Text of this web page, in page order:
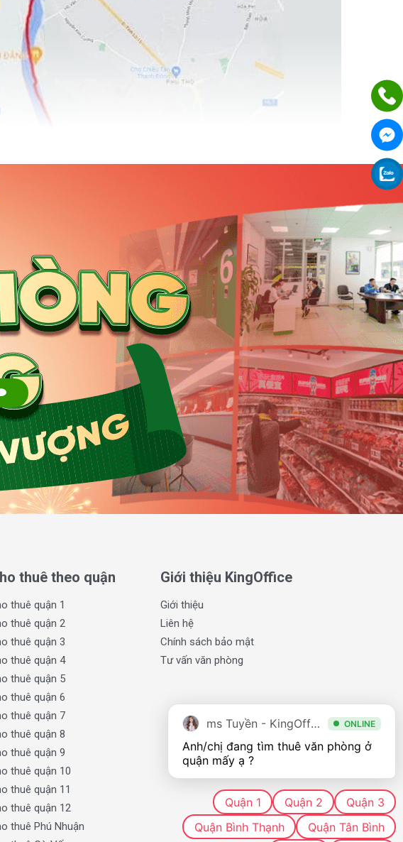
ở khu vực phía Đông Nam huyện.
thuê theo quận
thuê quận 1
thuê quận 2
thuê quận 3
thuê quận 4
thuê quận 5
thuê quận 6
thuê quận 7
thuê quận 8
thuê quận 9
thuê quận 10
thuê quận 11
thuê quận 12
thuê Phú Nhuận
Giới thiệu KingOffice
Giới thiệu
Liên hệ
Chính sách bảo mật
Tư vấn văn phòng
ms Tuyền - KingOffice ONLINE
Anh/chị đang tìm thuê văn phòng ở
quận mấy ạ ?
Quận 1 Quận 2
Quận 3
Quận Bình Thạnh
Quận Tân Bình